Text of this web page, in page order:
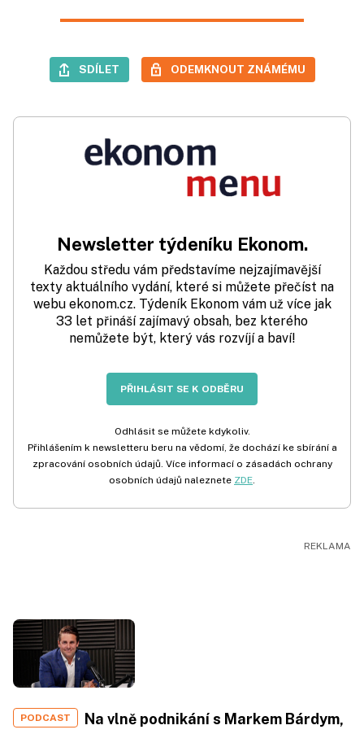
SDÍLET ODEMKNOUT ZNÁMÉMU
Newsletter týdeníku Ekonom.
Každou středu vám představíme nejzajímavější
texty aktuálního vydání, které si můžete přečíst na
webu ekonom.cz. Týdeník Ekonom vám už více jak
33 let přináší zajímavý obsah, bez kterého
nemůžete být, který vás rozvíjí a baví!
PŘIHLÁSIT SE K ODBĚRU
Odhlásit se můžete kdykoliv.
Přihlášením k newsletteru beru na vědomí, že dochází ke sbírání a
zpracování osobních údajů. Více informací o zásadách ochrany
osobních údajů naleznete ZDE.
PODCAST
Na vlně podnikání s Markem Bárdym,